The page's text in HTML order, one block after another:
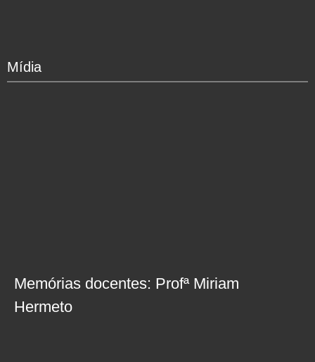
Mídia
Memórias docentes: Profª Miriam
Hermeto